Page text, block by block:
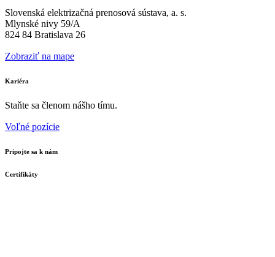
Slovenská elektrizačná prenosová sústava, a. s.
Mlynské nivy 59/A
824 84 Bratislava 26
Zobraziť na mape
Kariéra
Staňte sa členom nášho tímu.
Voľné pozície
Pripojte sa k nám
Certifikáty